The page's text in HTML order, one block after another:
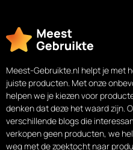
Meest-Gebruikte.nl helpt je met
juiste producten. Met onze
helpen we je kiezen voor
denken dat deze het waard zijn.
verschillende blogs die
verkopen geen producten, we
weg met de zoektocht naar